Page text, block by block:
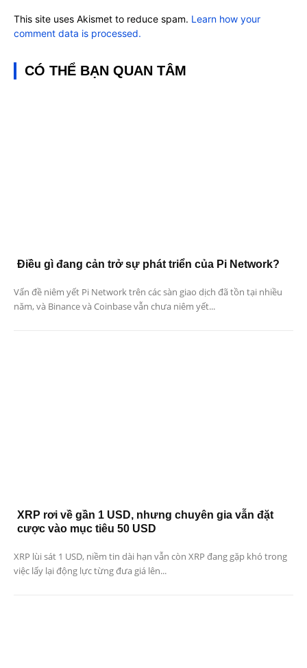
This site uses Akismet to reduce spam. Learn how your
comment data is processed.
CÓ THỂ BẠN QUAN TÂM
Điều gì đang cản trở sự phát triển của Pi Network?
Vấn đề niêm yết Pi Network trên các sàn giao dịch đã tồn tại nhiều
năm, và Binance và Coinbase vẫn chưa niêm yết...
XRP rơi về gần 1 USD, nhưng chuyên gia vẫn đặt
cược vào mục tiêu 50 USD
XRP lùi sát 1 USD, niềm tin dài hạn vẫn còn XRP đang gặp khó trong
việc lấy lại động lực từng đưa giá lên...